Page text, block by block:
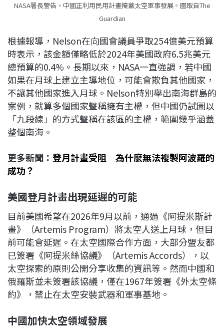
NASA署長警告，中國正利用民用計畫掩蓋太空軍事發展。圖取自The
Guardian
根據報導，Nelson在向國會議員爭取254億美元預算
時表示，該金額僅略低於2024年美國政府6.5兆美元
總預算的0.4%。長期以來，NASA一直強調，若中國
如果在月球上建立主導地位，可能會欺負其他國家，
不讓其他國家進入月球。Nelson特別舉出南海群島的
案例，就算多個國家聲稱擁有主權，但中國仍試圖以
「九段線」的方式聲稱在該區的主權，範圍幾乎涵蓋
整個南海。
更多新聞： 登月計畫受阻 為什麼無法複製阿波羅的
成功？
美國登月計畫出現延遲的可能
目前美國希望在2026年9月以前，通過《阿提米斯計
畫》（Artemis Program）將太空人送上月球，但目
前可能會延遲。在太空國際合作方面，大部分盟友都
已簽署《阿提米絲協議》（Artemis Accords），以
太空探索的原則公開分享收集的資訊等。然而中國和
俄羅斯並未簽署該協議，僅在1967年簽署《外太空條
約》，禁止在太空安裝武器和軍事基地。
中國加快太空領域發展